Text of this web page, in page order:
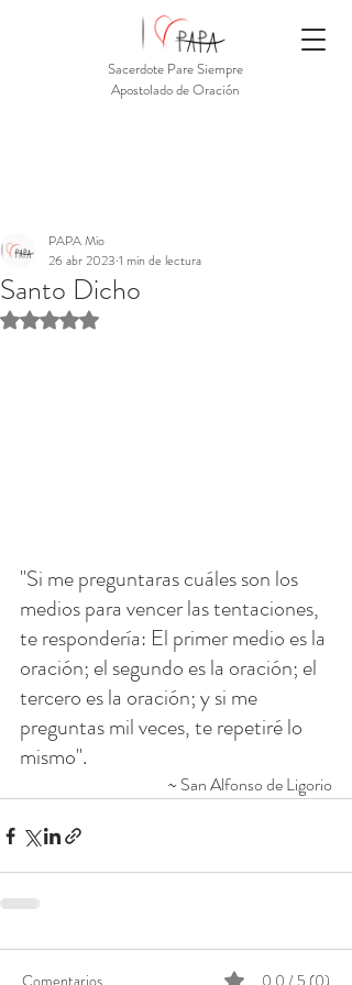
Sacerdote Pare Siempre
Apostolado de Oración
Santo Dicho
PAPA Mio
26 abr 2023 1 min de lectura
Obtuvo NaN de 5 estrellas.
"Si me preguntaras cuáles son los
medios para vencer las tentaciones,
te respondería: El primer medio es la
oración; el segundo es la oración; el
tercero es la oración; y si me
preguntas mil veces, te repetiré lo
mismo".
~ San Alfonso de Ligorio